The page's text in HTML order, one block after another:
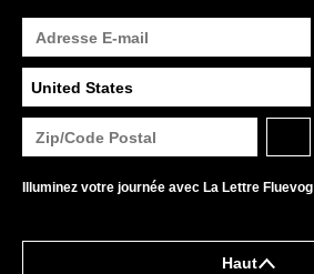
Illuminez votre journée avec La Lettre Fluevog
Haut